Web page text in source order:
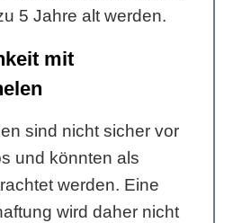
5 Jahre alt werden.
mit
sind nicht sicher vor
und könnten als
werden. Eine
wird daher nicht